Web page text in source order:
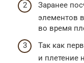
Заранее
элементов
во время
Так как
и плетение